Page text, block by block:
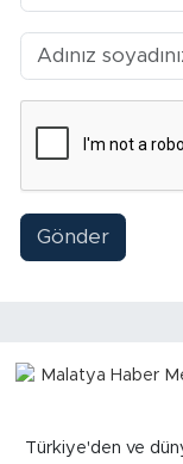
Gönder
Türkiye'den ve
Battalgazi
Darende
Hekimhan